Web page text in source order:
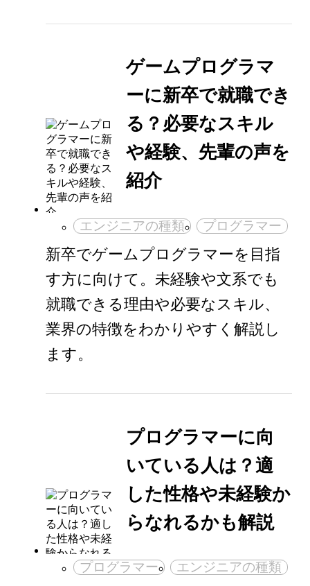
ゲームプログラマ
ーに新卒で就職でき
る？必要なスキル
や経験、先輩の声を
紹介
エンジニアの種類 プログラマー
新卒でゲームプログラマーを目指
す方に向けて。未経験や文系でも
就職できる理由や必要なスキル、
業界の特徴をわかりやすく解説し
ます。
プログラマーに向
いている人は？適
した性格や未経験か
らなれるかも解説
プログラマー エンジニアの種類